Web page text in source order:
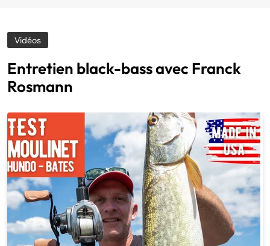
Vidéos
Entretien black-bass avec Franck
Rosmann